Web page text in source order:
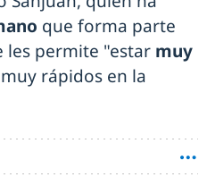
que forma parte
les permite "estar muy
rápidos en la